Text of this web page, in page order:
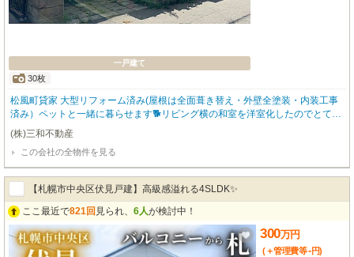
一戸建て
30枚
松風町貸家 大型リフォーム済み(屋根は全面葺き替え・外壁全塗装・内装工事
済み）ペットと一緒に暮らせます🐕リビング横の和室を洋室化したのでとても
使いやすくなりました♪キッチンも広く使い勝手が良いです♪リビングは南向き
で、日当たり良好♪自然豊かな地区でガーデニングや家庭菜園ができるお庭も
あります♪駐車場は嬉しいカーポート付きです♪タイヤ収納にピッタリな 物置
付き♪
(株)三和不動産
この会社の全物件を見る
【札幌市中央区伏見戸建】高級感溢れる4SLDK✨
ここ最近で821回 見られ、 6人が検討中！
300万円
(＋管理費等-円)